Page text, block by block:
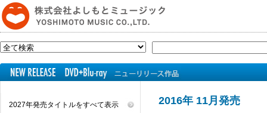
2027年発売タイトルをすべて表示 2016年 11月発売